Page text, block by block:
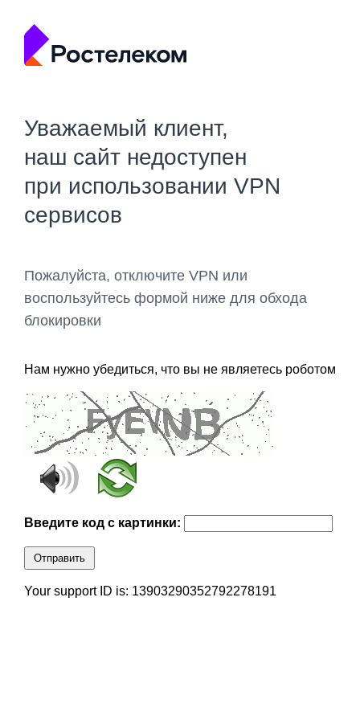
Уважаемый клиент,
наш сайт недоступен
при использовании VPN
сервисов
Пожалуйста, отключите VPN или
воспользуйтесь формой ниже для обхода
блокировки
Нам нужно убедиться, что вы не являетесь роботом
Введите код с картинки:
Отправить
Your support ID is: 13903290352792278191